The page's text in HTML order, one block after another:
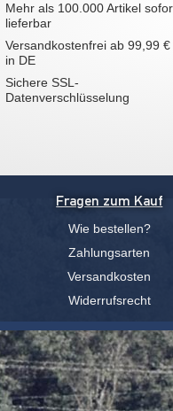
Mehr als 100.000 Artikel
lieferbar
Versandkostenfrei ab 99,99 €
in DE
Sichere SSL-
Datenverschlüsselung
Fragen zum Kauf
Wie bestellen?
Zahlungsarten
Versandkosten
Widerrufsrecht